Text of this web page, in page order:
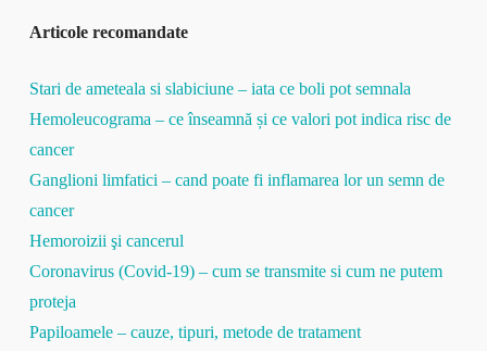
Articole recomandate
Stari de ameteala si slabiciune – iata ce boli pot semnala
Hemoleucograma – ce înseamnă și ce valori pot indica risc de
cancer
Ganglioni limfatici – cand poate fi inflamarea lor un semn de
cancer
Hemoroizii şi cancerul
Coronavirus (Covid-19) – cum se transmite si cum ne putem
proteja
Papiloamele – cauze, tipuri, metode de tratament